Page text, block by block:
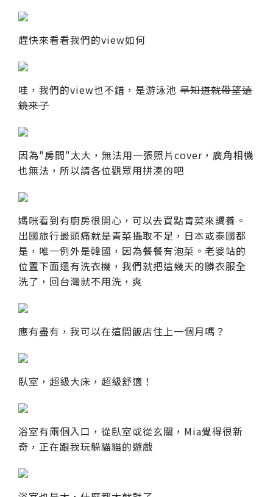
趕快來看看我們的view如何
哇，我們的view也不錯，是游泳池 早知道就帶望遠
鏡來了
因為"房間"太大，無法用一張照片cover，廣角相機
也無法，所以請各位觀眾用拼湊的吧
媽咪看到有廚房很開心，可以去買點青菜來調養。
出國旅行最頭痛就是青菜攝取不足，日本或泰國都
是，唯一例外是韓國，因為餐餐有泡菜。老婆站的
位置下面還有洗衣機，我們就把這幾天的髒衣服全
洗了，回台灣就不用洗，爽
應有盡有，我可以在這間飯店住上一個月嗎？
臥室，超級大床，超級舒適！
浴室有兩個入口，從臥室或從玄關，Mia覺得很新
奇，正在跟我玩躲貓貓的遊戲